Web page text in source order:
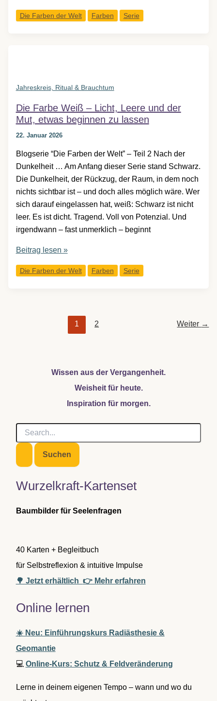
Gelb
Geschichte
Die Farben der Welt Farben Serie
Jahreskreis, Ritual & Brauchtum
Die Farbe Weiß – Licht, Leere und der
Mut, etwas beginnen zu lassen
22. Januar 2026
Blogserie “Die Farben der Welt” – Teil 2 Nach der
Dunkelheit … Am Anfang dieser Serie stand Schwarz.
Die Dunkelheit, der Rückzug, der Raum, in dem noch
nichts sichtbar ist – und doch alles möglich wäre. Wer
sich darauf eingelassen hat, weiß: Schwarz ist nicht
leer. Es ist dicht. Tragend. Voll von Potenzial. Und
irgendwann – fast unmerklich – beginnt
Die
Weiß
Beitrag lesen »
Die Farben der Welt Farben Serie
1 2 Weiter →
Wissen aus der Vergangenheit.
Weisheit für heute.
Inspiration für morgen.
S
c
e
n
h
Wurzelkraft-Kartenset
Baumbilder für Seelenfragen
40 Karten + Begleitbuch
für Selbstreflexion & intuitive Impulse
🌳 Jetzt erhältlich 👉 Mehr erfahren
Online lernen
☀️ Neu: Einführungskurs Radiästhesie &
Geomantie
💻 Online-Kurs: Schutz & Feldveränderung
Lerne in deinem eigenen Tempo – wann und wo du